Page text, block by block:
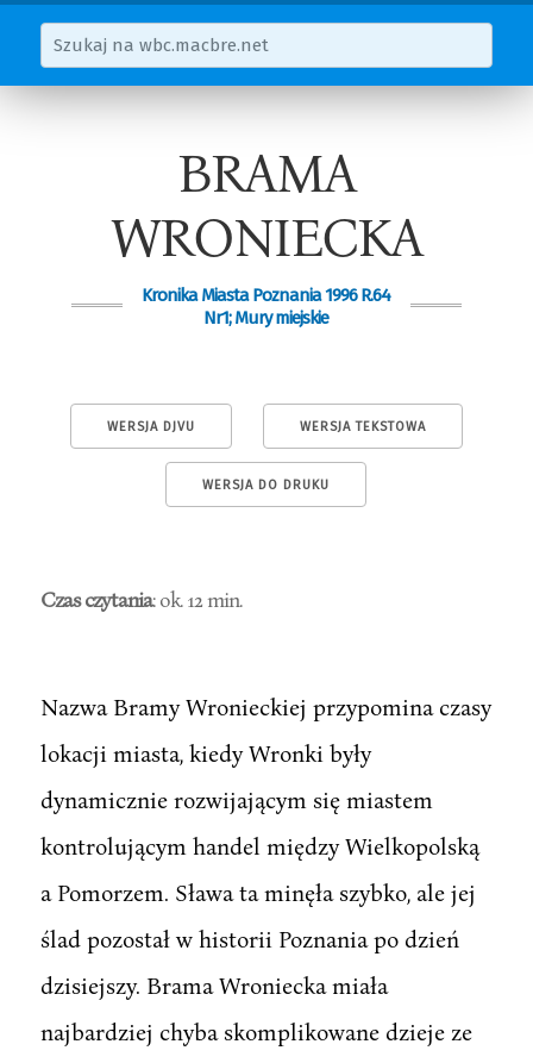
BRAMA
WRONIECKA
Kronika Miasta Poznania 1996 R.64
Nr1; Mury miejskie
WERSJA DJVU WERSJA TEKSTOWA
WERSJA DO DRUKU
Czas czytania: ok. 12 min.
Nazwa Bramy Wronieckiej przypomina czasy
lokacji miasta, kiedy Wronki były
dynamicznie rozwijającym się miastem
kontrolującym handel między Wielkopolską
a Pomorzem. Sława ta minęła szybko, ale jej
ślad pozostał w historii Poznania po dzień
dzisiejszy. Brama Wroniecka miała
najbardziej chyba skomplikowane dzieje ze